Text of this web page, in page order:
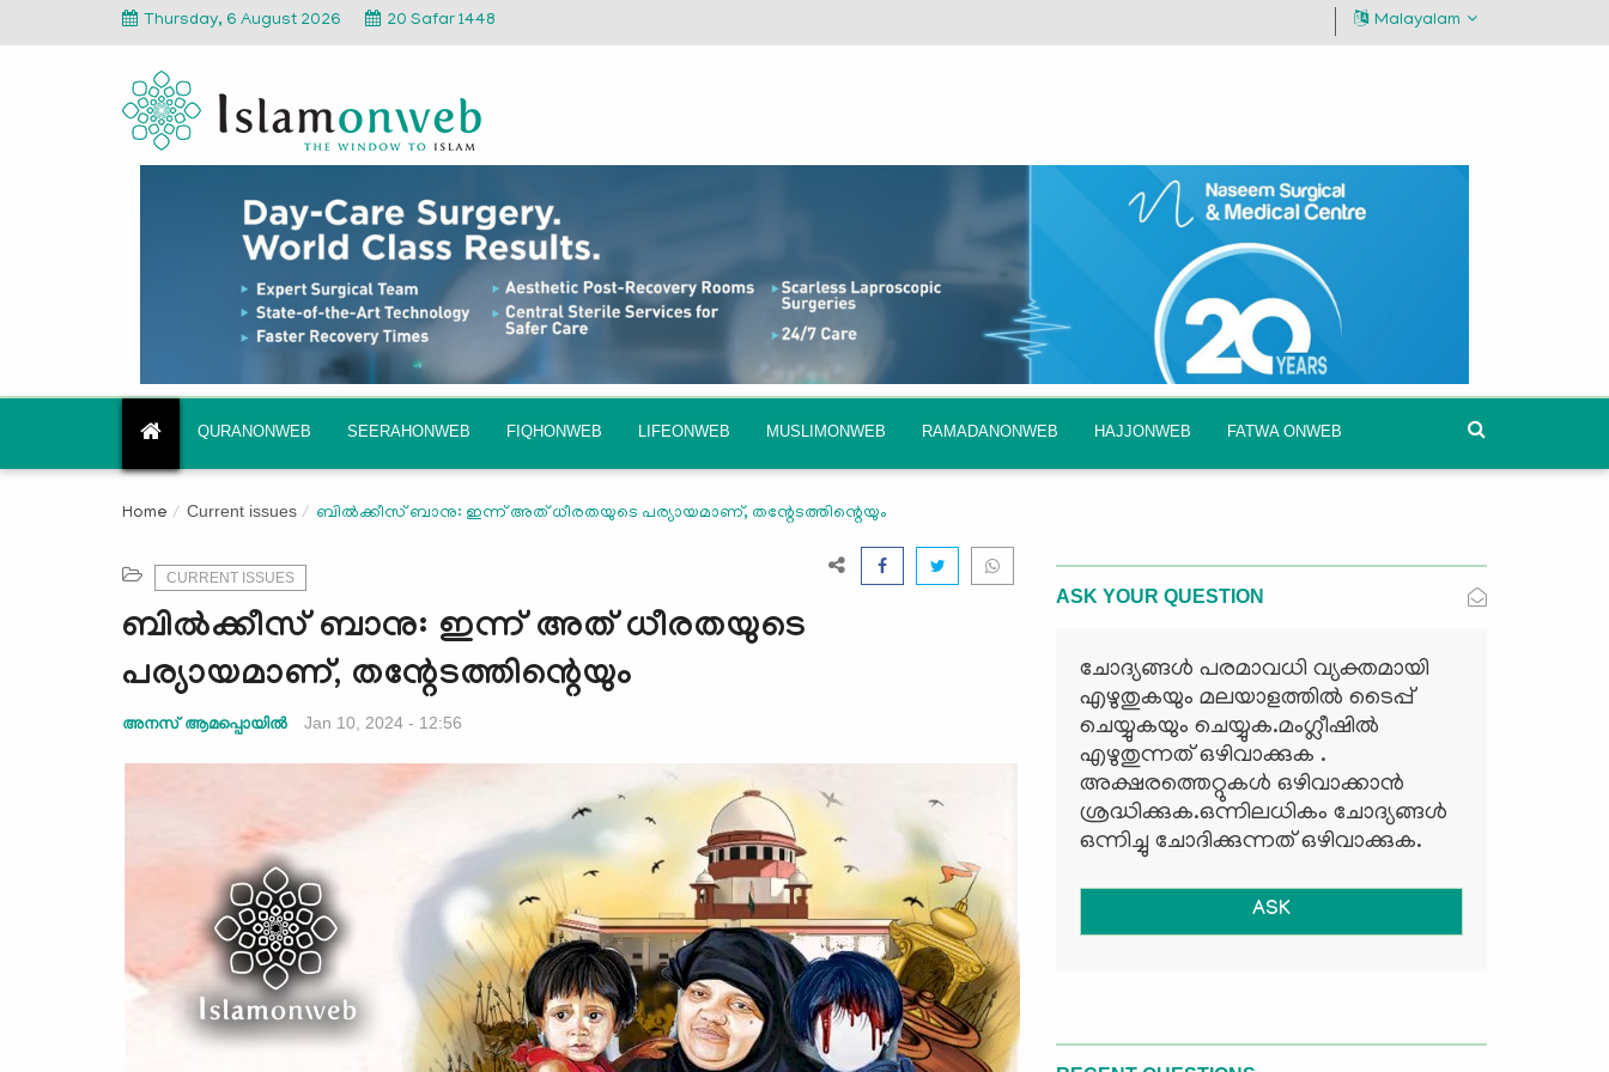
Thursday, 6 August 2026 20 Safar 1448 Malayalam
QURANONWEB SEERAHONWEB FIQHONWEB LIFEONWEB MUSLIMONWEB RAMADANONWEB HAJJONWEB FATWA ONWEB
Home Current issues ബിൽക്കീസ് ബാനു: ഇന്ന് അത് ധീരതയുടെ പര്യായമാണ്, തന്റേടത്തിന്റെയും
CURRENT ISSUES
ബിൽക്കീസ് ബാനു: ഇന്ന് അത് ധീരതയുടെ
പര്യായമാണ്, തന്റേടത്തിന്റെയും
അനസ് ആമപ്പൊയില്‍ Jan 10, 2024 - 12:56
ASK YOUR QUESTION
ചോദ്യങ്ങള്‍ പരമാവധി വ്യക്തമായി
എഴുതുകയും മലയാളത്തില്‍ ടൈപ്പ്
ചെയ്യുകയും ചെയ്യുക.മംഗ്ലീഷില്‍
എഴുതുന്നത് ഒഴിവാക്കുക .
അക്ഷരത്തെറ്റുകള്‍ ഒഴിവാക്കാന്‍
ശ്രദ്ധിക്കുക.ഒന്നിലധികം ചോദ്യങ്ങള്‍
ഒന്നിച്ചു ചോദിക്കുന്നത് ഒഴിവാക്കുക.
ASK